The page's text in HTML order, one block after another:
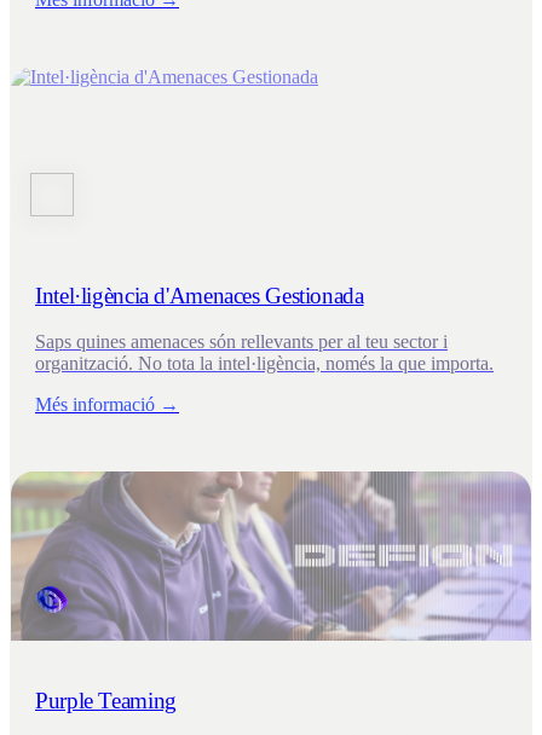
Intel·ligència d'Amenaces Gestionada
Saps quines amenaces són rellevants per al teu sector i
organització. No tota la intel·ligència, només la que importa.
Més informació →
Purple Teaming